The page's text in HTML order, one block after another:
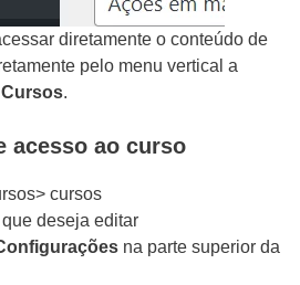
diretamente o conteúdo de
pelo menu vertical a
Cursos.
acesso ao curso
cursos
deseja editar
na parte superior da